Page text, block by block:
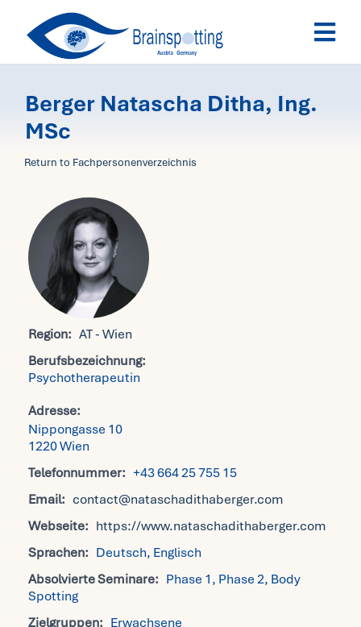
Berger Natascha Ditha, Ing.
MSc
Return to Fachpersonenverzeichnis
Region: AT - Wien
Berufsbezeichnung:
Psychotherapeutin
Adresse:
Nippongasse 10
1220 Wien
Telefonnummer: +43 664 25 755 15
Email: contact@nataschadithaberger.com
Webseite: https://www.nataschadithaberger.com
Sprachen: Deutsch, Englisch
Absolvierte Seminare: Phase 1, Phase 2, Body
Spotting
Zielgruppen: Erwachsene